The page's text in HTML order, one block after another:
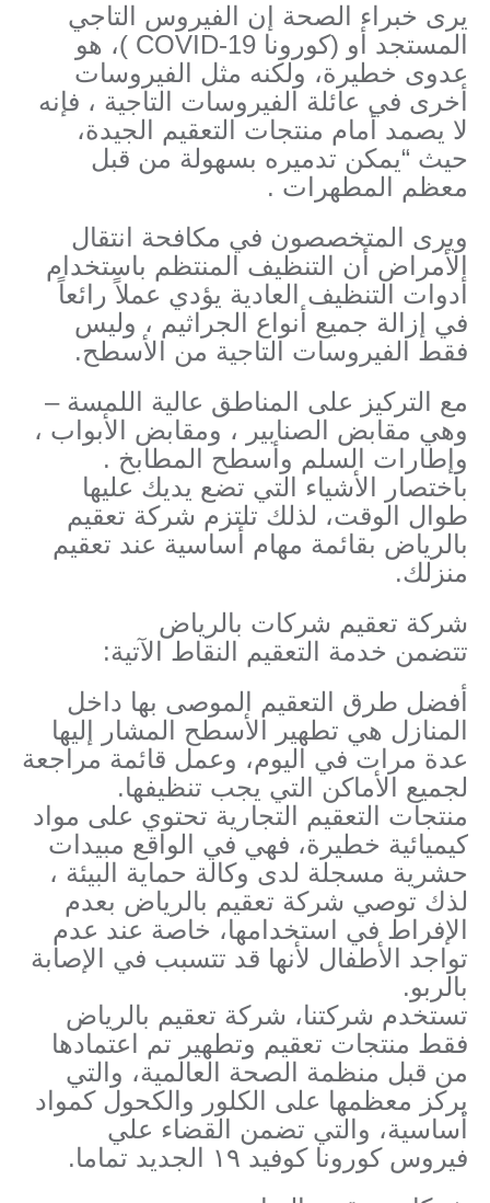
يرى خبراء الصحة إن الفيروس التاجي
المستجد أو (كورونا COVID-19 )، هو
عدوى خطيرة، ولكنه مثل الفيروسات
أخرى في عائلة الفيروسات التاجية ، فإنه
لا يصمد أمام منتجات التعقيم الجيدة،
حيث “يمكن تدميره بسهولة من قبل
معظم المطهرات .
ويرى المتخصصون في مكافحة انتقال
الأمراض أن التنظيف المنتظم باستخدام
أدوات التنظيف العادية يؤدي عملاً رائعاً
في إزالة جميع أنواع الجراثيم ، وليس
فقط الفيروسات التاجية من الأسطح.
مع التركيز على المناطق عالية اللمسة –
وهي مقابض الصنابير ، ومقابض الأبواب ،
وإطارات السلم وأسطح المطابخ .
باختصار الأشياء التي تضع يديك عليها
طوال الوقت، لذلك تلتزم شركة تعقيم
بالرياض بقائمة مهام أساسية عند تعقيم
منزلك.
شركة تعقيم شركات بالرياض
تتضمن خدمة التعقيم النقاط الآتية:
أفضل طرق التعقيم الموصى بها داخل
المنازل هي تطهير الأسطح المشار إليها
عدة مرات في اليوم، وعمل قائمة مراجعة
لجميع الأماكن التي يجب تنظيفها.
منتجات التعقيم التجارية تحتوي على مواد
كيميائية خطيرة، فهي في الواقع مبيدات
حشرية مسجلة لدى وكالة حماية البيئة ،
لذك توصي شركة تعقيم بالرياض بعدم
الإفراط في استخدامها، خاصة عند عدم
تواجد الأطفال لأنها قد تتسبب في الإصابة
بالربو.
تستخدم شركتنا، شركة تعقيم بالرياض
فقط منتجات تعقيم وتطهير تم اعتمادها
من قبل منظمة الصحة العالمية، والتي
يركز معظمها على الكلور والكحول كمواد
أساسية، والتي تضمن القضاء علي
فيروس كورونا كوفيد ١٩ الجديد تماما.